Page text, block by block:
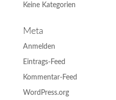
Keine Kategorien
Meta
Anmelden
Eintrags-Feed
Kommentar-Feed
WordPress.org